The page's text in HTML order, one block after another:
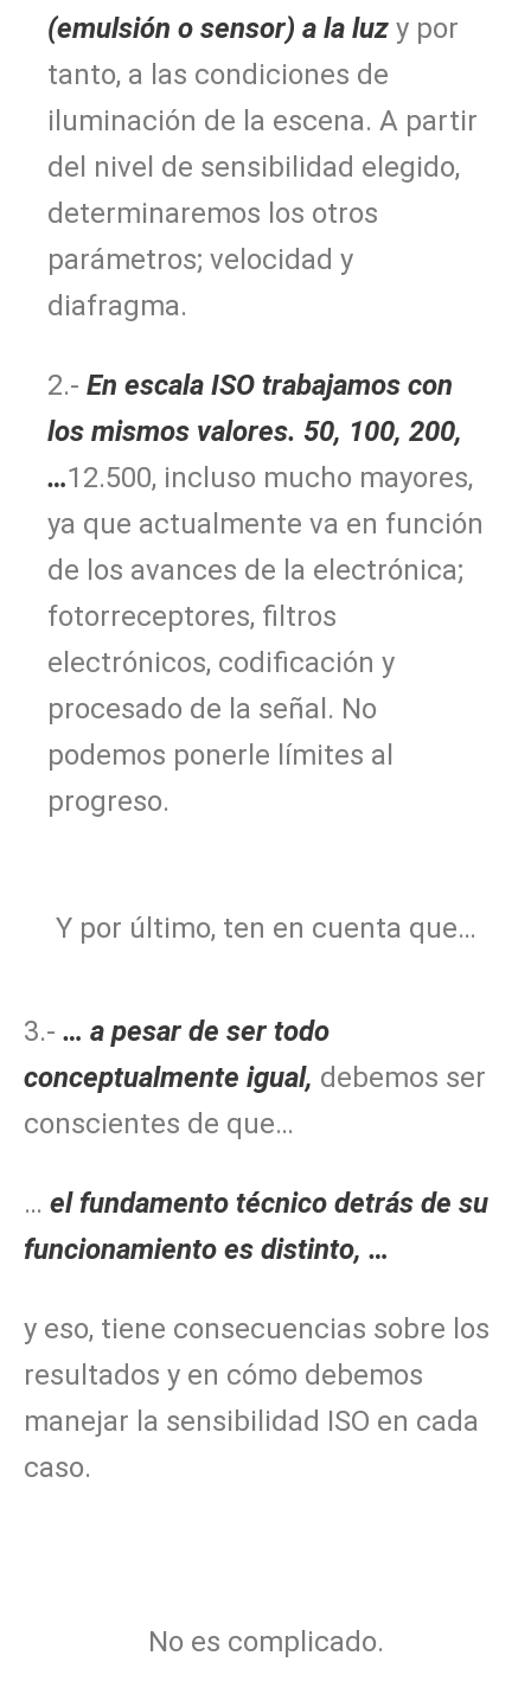
(emulsión o sensor) a la luz y por
tanto, a las condiciones de
iluminación de la escena. A partir
del nivel de sensibilidad elegido,
determinaremos los otros
parámetros; velocidad y
diafragma.
2.- En escala ISO trabajamos con
los mismos valores. 50, 100, 200,
…12.500, incluso mucho mayores,
ya que actualmente va en función
de los avances de la electrónica;
fotorreceptores, filtros
electrónicos, codificación y
procesado de la señal. No
podemos ponerle límites al
progreso.
Y por último, ten en cuenta que…
3.- … a pesar de ser todo
conceptualmente igual, debemos ser
conscientes de que…
… el fundamento técnico detrás de su
funcionamiento es distinto, …
y eso, tiene consecuencias sobre los
resultados y en cómo debemos
manejar la sensibilidad ISO en cada
caso.
No es complicado.